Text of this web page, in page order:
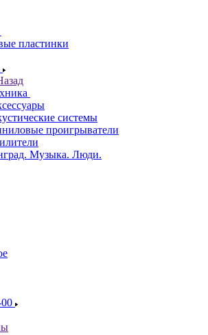
пластинки
системы
проигрыватели
Музыка. Люди.